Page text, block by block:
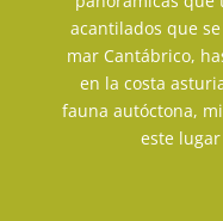
acantilados que
mar Cantábrico,
en la costa
fauna autóctona,
este